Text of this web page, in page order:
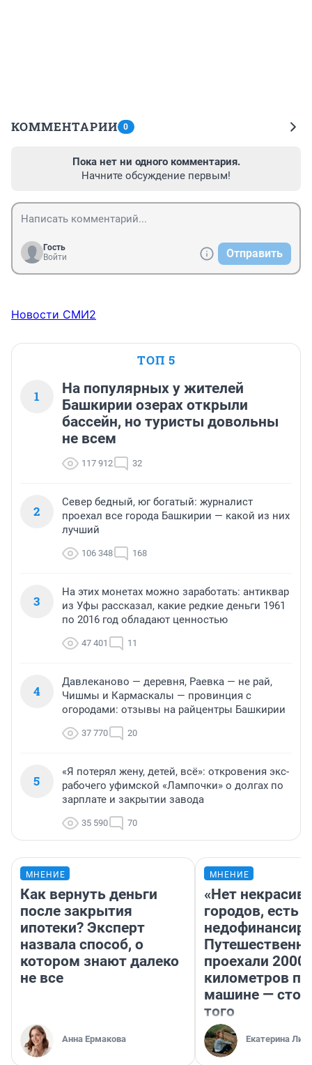
КОММЕНТАРИИ 0
Пока нет ни одного комментария.
Начните обсуждение первым!
Гость
Войти
Отправить
Новости СМИ2
ТОП 5
1
На популярных у жителей
Башкирии озерах открыли
бассейн, но туристы довольны
не всем
117 912 32
2
Север бедный, юг богатый: журналист
проехал все города Башкирии — какой из них
лучший
106 348 168
3
На этих монетах можно заработать: антиквар
из Уфы рассказал, какие редкие деньги 1961
по 2016 год обладают ценностью
47 401 11
4
Давлеканово — деревня, Раевка — не рай,
Чишмы и Кармаскалы — провинция с
огородами: отзывы на райцентры Башкирии
37 770 20
5
«Я потерял жену, детей, всё»: откровения экс-
рабочего уфимской «Лампочки» о долгах по
зарплате и закрытии завода
35 590 70
МНЕНИЕ
Как вернуть деньги
после закрытия
ипотеки? Эксперт
назвала способ, о
котором знают далеко
не все
Анна Ермакова
МНЕНИЕ
«Нет
городов, есть
проехали 2000
километров по
машине —
того
Екатерина